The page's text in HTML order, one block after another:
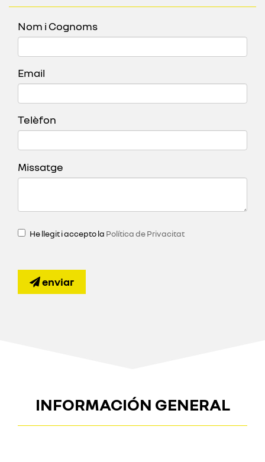
Nom i Cognoms
Email
Telèfon
Missatge
He llegit i accepto la Política de Privacitat
enviar
INFORMACIÓN GENERAL